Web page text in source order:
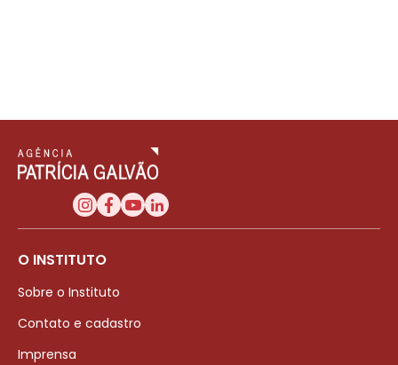
O INSTITUTO
Sobre o Instituto
Contato e cadastro
Imprensa